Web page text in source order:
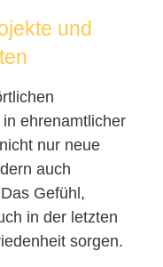
und
ehrenamtlicher
nur neue
auch
Gefühl,
in der letzten
sorgen.